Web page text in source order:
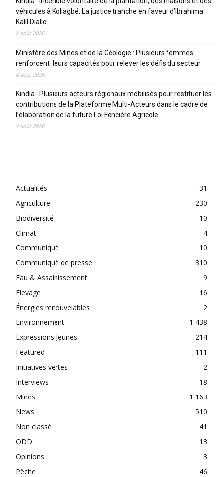
véhicules à Koliagbé. La justice tranche en faveur d’Ibrahima
Kalil Diallo
4 août 2026
Ministère des Mines et de la Géologie : Plusieurs femmes
renforcent leurs capacités pour relever les défis du secteur
4 août 2026
Kindia : Plusieurs acteurs régionaux mobilisés pour restituer les
contributions de la Plateforme Multi-Acteurs dans le cadre de
l’élaboration de la future Loi Foncière Agricole
4 août 2026
Actualités
31
Agriculture
230
Biodiversité
10
Climat
4
Communiqué
10
Communiqué de presse
310
Eau & Assainissement
9
Elevage
16
Énergies renouvelables
2
Environnement
1 438
Expressions Jeunes
214
Featured
111
Initiatives vertes
2
Interviews
18
Mines
1 163
News
510
Non classé
41
ODD
13
Opinions
3
Pêche
46